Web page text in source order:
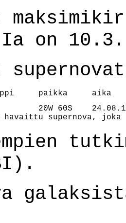
on 10.3.
paikka     aika
20W 60S
havaittu supernova,